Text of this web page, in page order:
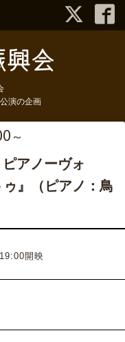
演の企画
～
アノーヴォ
』（ピアノ：鳥
開映